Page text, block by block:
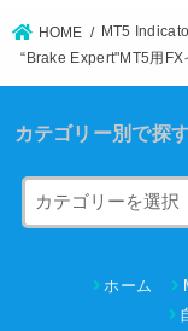
HOME
MT5
“Brake Expert"MT5用
カテゴリー別で探
ホーム